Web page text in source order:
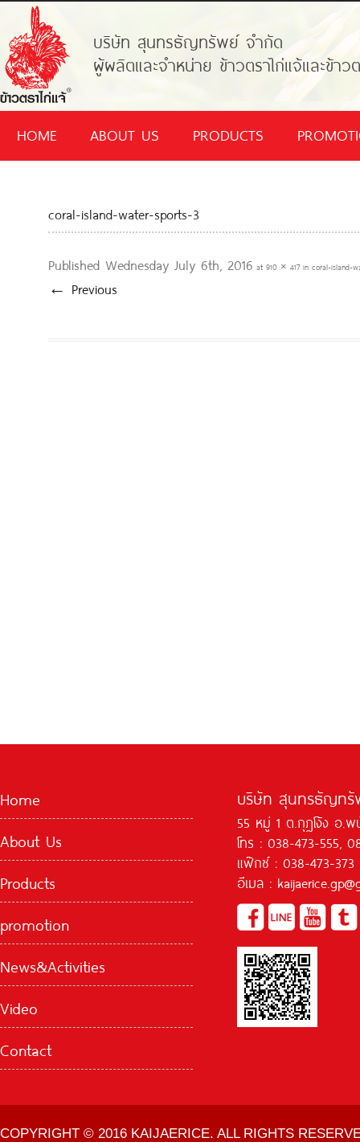
บริษัท สุนทรธัญทรัพย์ จำกัด
ผู้ผลิตและจำหน่าย ข้าวตราไก่แจ้และข้าวต
HOME ABOUT US PRODUCTS
coral-island-water-sports-3
Published Wednesday July 6th, 2016 at 910 × 417in coral-island-
← Previous
Home
About Us
Products
promotion
News&Activities
Video
Contact
บริษัท สุนทรธัญทรั
55 หมู่ 1 ต.กุฏโง้ง อ.
โทร : 038-473-555,
แฟ๊กซ์ : 038-473-373
อีเมล :
COPYRIGHT © 2016 KAIJAERICE. ALL RIGHTS